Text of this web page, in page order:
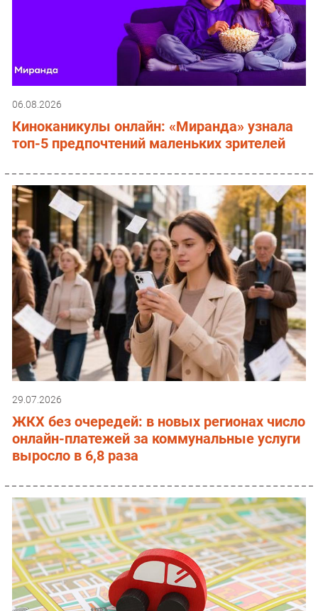
06.08.2026
Киноканикулы онлайн: «Миранда» узнала
топ-5 предпочтений маленьких зрителей
29.07.2026
ЖКХ без очередей: в новых регионах число
онлайн-платежей за коммунальные услуги
выросло в 6,8 раза